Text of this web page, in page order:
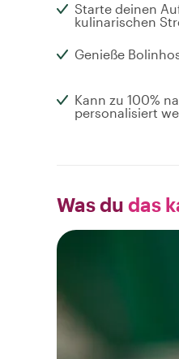
Starte deinen
kulinarischen
Genieße
Kann zu 100%
personalisiert
Was du das